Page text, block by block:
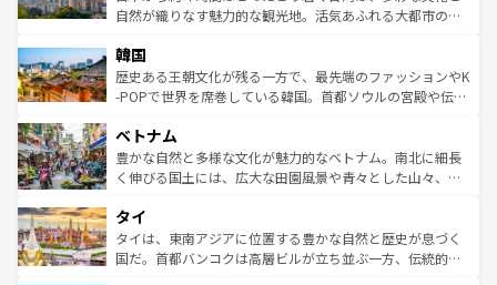
ク、伝統的なフラダンスなど、すべてがハワイの魅力を彩
ワイを、存分に味わってほしい。 なお、新着のハワイ情報
はコンテンツ一覧を参照してほしい。
ど、見どころがたくさん。また、カフェやワイン、オージ
いる。アクティビティも充実しており、サーフィンやダイ
ビング、ハイキングなど、アウトドア好きにはたまらな
い。オーストラリアの多彩な魅力を存分に味わいつくそ
参照してほしい。
自然が織りなす魅力的な観光地。活気あふれる大都市の台
ン）、静ひつな山岳地帯である台湾東部など、都市の喧騒
と山間の静けさが共存しており、訪れる人に新しい発見と
驚きをもたらしてくれる。また、奥深い台湾の食文化も魅
容にもいいと評判のスイーツなど、バラエティ豊かな料理
が味わえる。 なお、新着の台湾情報は コンテンツ一覧を参
照してほしい。
韓国
歴史ある王朝文化が残る一方で、最先端のファッションやK
-POPで世界を席巻している韓国。首都ソウルの宮殿や伝統
き、地方に足を延ばせば四季折々の自然美を楽しむことが
できる。そして、キムチや焼肉、絶品のストリートフード
まで、さまざまな韓国料理が待っている。夜には、韓国な
リティに包まれながら、韓国の多彩な魅力を心ゆくまで味
わってみてほしい。 なお、新着の韓国情報はコンテンツ一
覧を参照してほしい。
ベトナム
豊かな自然と多様な文化が魅力的なベトナム。南北に細長
く伸びる国土には、広大な田園風景や青々とした山々、世
急速な発展と共に伝統が息づく。ハノイの古い町並みやホ
ーチミン市のフランス統治時代の建物も、独特の雰囲気を
醸し出している。また、バラエティの豊かさとおいしさで
タイ
タイは、東南アジアに位置する豊かな自然と歴史が息づく
国だ。首都バンコクは高層ビルが立ち並ぶ一方、伝統的な